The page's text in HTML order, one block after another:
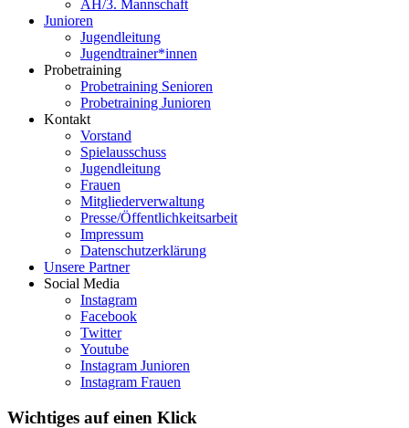
AH/3. Mannschaft
Junioren
Jugendleitung
Jugendtrainer*innen
Probetraining
Probetraining Senioren
Probetraining Junioren
Kontakt
Vorstand
Spielausschuss
Jugendleitung
Frauen
Mitgliederverwaltung
Presse/Öffentlichkeitsarbeit
Impressum
Datenschutzerklärung
Unsere Partner
Social Media
Instagram
Facebook
Twitter
Youtube
Instagram Junioren
Instagram Frauen
Wichtiges auf einen Klick